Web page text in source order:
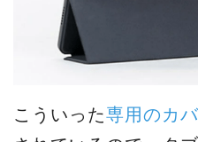
こういった専用のカ